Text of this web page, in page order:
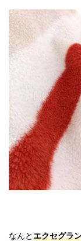
なんとエクセグラ